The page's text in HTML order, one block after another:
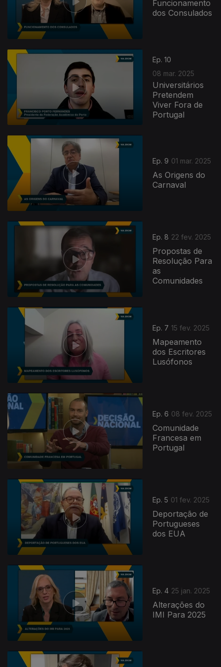
Funcionamento
dos Consulados
Ep. 10
08 mar. 2025
Universitários
Pretendem
Viver Fora de
Portugal
Ep. 9 01 mar. 2025
As Origens do
Carnaval
Ep. 8 22 fev. 2025
Propostas de
Resolução Para
as
Comunidades
Ep. 7 15 fev. 2025
Mapeamento
dos Escritores
Lusófonos
Ep. 6 08 fev. 2025
Comunidade
Francesa em
Portugal
Ep. 5 01 fev. 2025
Deportação de
Portugueses
dos EUA
826903
Ep. 4 25 jan. 2025
Alterações do
IMI Para 2025